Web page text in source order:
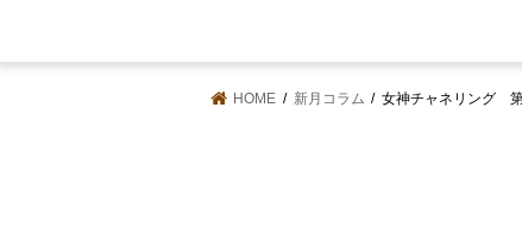
HOME 新月コラム 女神チャネリング 第